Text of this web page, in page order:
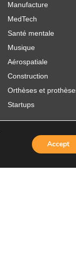
Manufacture
MedTech
Santé mentale
Musique
Aérospatiale
Construction
Orthèses et
Startups
Accept